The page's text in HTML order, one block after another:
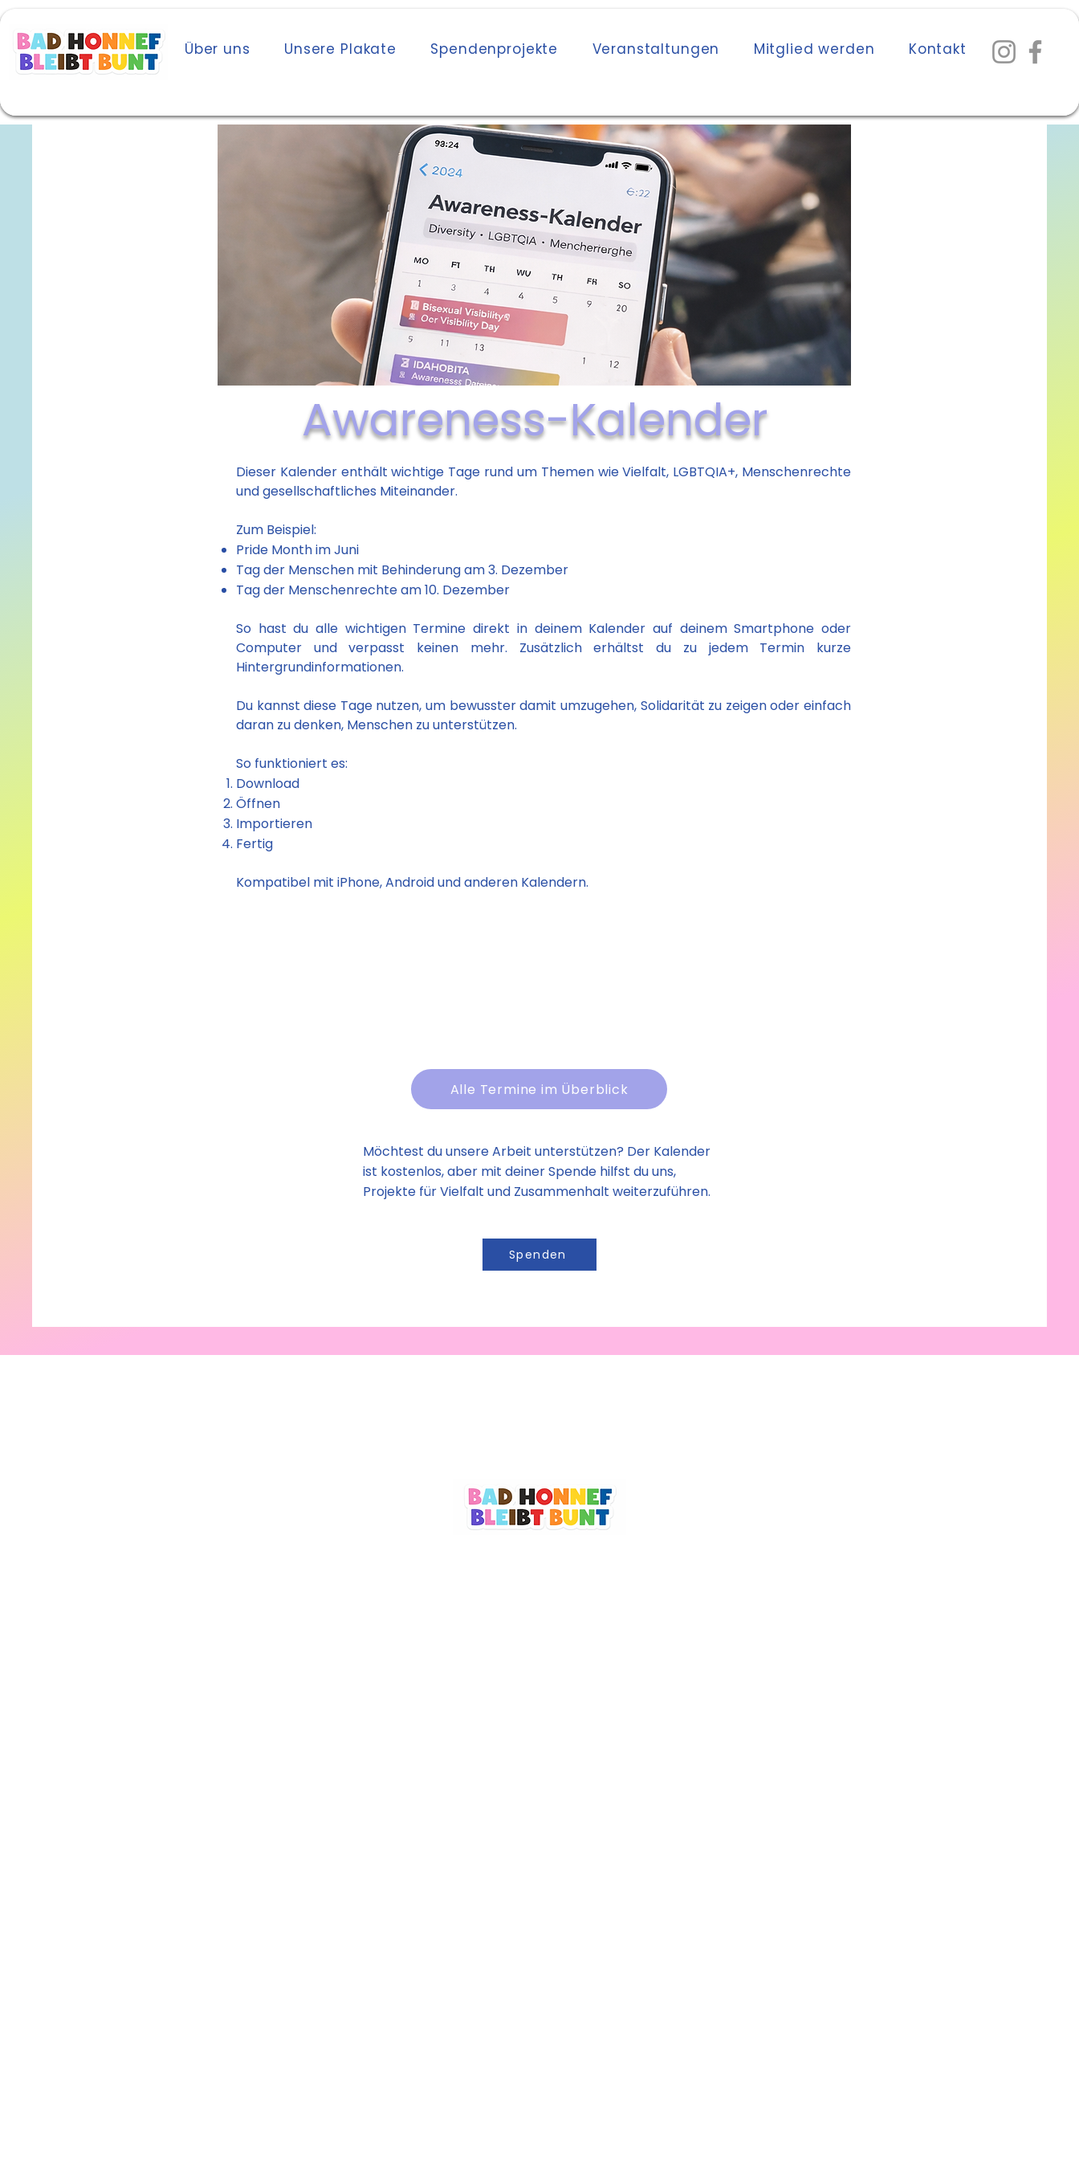
Start Über uns Unsere Plakate Spendenprojekte Veranstaltungen Mitglied werden Kontakt
Dieser Kalender enthält wichtige Tage rund um Themen wie Vielfalt, LGBTQIA+, Menschenrechte
und gesellschaftliches Miteinander.
Zum Beispiel:
Pride Month im Juni
Tag der Menschen mit Behinderung am 3. Dezember
Tag der Menschenrechte am 10. Dezember
So hast du alle wichtigen Termine direkt in deinem Kalender auf deinem Smartphone oder
Computer und verpasst keinen mehr. Zusätzlich erhältst du zu jedem Termin kurze
Hintergrundinformationen.
Du kannst diese Tage nutzen, um bewusster damit umzugehen, Solidarität zu zeigen oder einfach
daran zu denken, Menschen zu unterstützen.
So funktioniert es:
Download
Öffnen
Importieren
Fertig
Kompatibel mit iPhone, Android und anderen Kalendern.
Awareness-Kalender
Möchtest du unsere Arbeit unterstützen? Der Kalender
ist kostenlos, aber mit deiner Spende hilfst du uns,
Projekte für Vielfalt und Zusammenhalt weiterzuführen.
Spenden
Alle Termine im Überblick